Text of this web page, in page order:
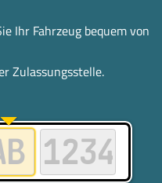
Ihr Fahrzeug bequem von
Zulassungsstelle.